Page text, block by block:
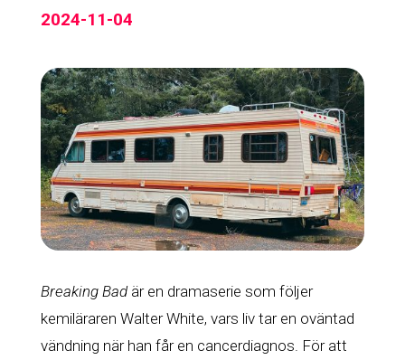
2024-11-04
Breaking Badär en dramaserie som följer
kemiläraren Walter White, vars liv tar en oväntad
vändning när han får en cancerdiagnos. För att